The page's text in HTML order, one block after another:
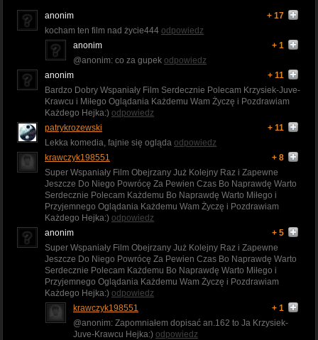
anonim
+ 17
kocham ten film nad życie444 odpowiedz
anonim
+ 1
@anonim: co za gupek odpowiedz
anonim
+ 11
Bardzo Dobry Wspaniały Film Serdecznie Polecam Krzysiek-Juve-
Krawcu i Miłego Oglądania Każdemu Wam Życzę i Pozdrawiam
Każdego Hejka:) odpowiedz
patrykrozewski
+ 11
Lekka komedia, fajnie się ogląda odpowiedz
krawczyk198551
+ 8
Super Wspaniały Film Obejrzany Już Kolejny Raz i Zapewne
Jeszcze Do Niego Powrócę Za Pewien Czas Bo Naprawdę Warto
Serdecznie Polecam Każdemu Bo Naprawdę Warto Miłego i
Przyjemnego Oglądania Każdemu Wam Życzę i Pozdrawiam
Każdego Hejka:) odpowiedz
anonim
+ 5
Super Wspaniały Film Obejrzany Już Kolejny Raz i Zapewne
Jeszcze Do Niego Powrócę Za Pewien Czas Bo Naprawdę Warto
Serdecznie Polecam Każdemu Bo Naprawdę Warto Miłego i
Przyjemnego Oglądania Każdemu Wam Życzę i Pozdrawiam
Każdego Hejka:) odpowiedz
krawczyk198551
+ 1
@anonim: Zapomniałem dopisać an.162 to Ja Krzysiek-
Juve-Krawcu Hejka:) odpowiedz